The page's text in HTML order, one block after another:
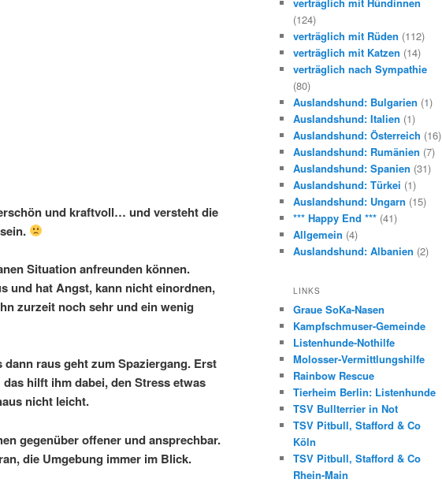
und kraftvoll… und versteht die
Situation anfreunden können.
und hat Angst, kann nicht einordnen,
zurzeit noch sehr und ein wenig
raus geht zum Spaziergang. Erst
hilft ihm dabei, den Stress etwas
nicht leicht.
gegenüber offener und ansprechbar.
die Umgebung immer im Blick.
(124)
verträglich mit Rüden (112)
verträglich mit Katzen (14)
verträglich nach Sympathie
(80)
Auslandshund: Bulgarien (1)
Auslandshund: Italien (1)
Auslandshund: Österreich (16)
Auslandshund: Rumänien (7)
Auslandshund: Spanien (31)
Auslandshund: Türkei (1)
Auslandshund: Ungarn (15)
*** Happy End *** (41)
Allgemein (4)
Auslandshund: Albanien (2)
LINKS
Graue SoKa-Nasen
Kampfschmuser-Gemeinde
Listenhunde-Nothilfe
Molosser-Vermittlungshilfe
Rainbow Rescue
Tierheim Berlin: Listenhunde
TSV Bullterrier in Not
TSV Pitbull, Stafford & Co
Köln
TSV Pitbull, Stafford & Co
Rhein-Main